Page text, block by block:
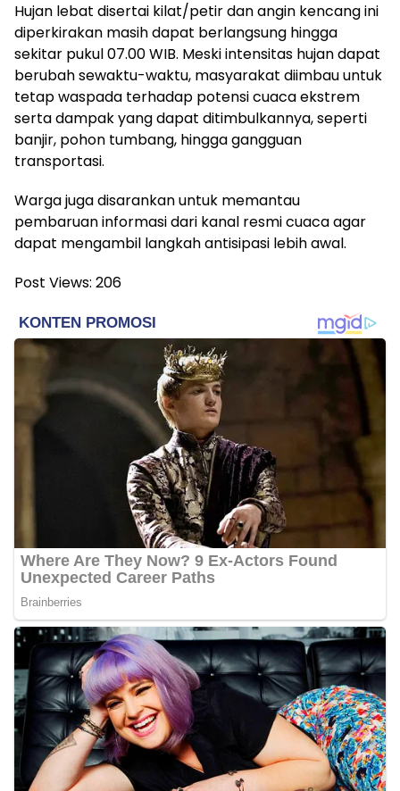
Hujan lebat disertai kilat/petir dan angin kencang ini
diperkirakan masih dapat berlangsung hingga
sekitar pukul 07.00 WIB. Meski intensitas hujan dapat
berubah sewaktu-waktu, masyarakat diimbau untuk
tetap waspada terhadap potensi cuaca ekstrem
serta dampak yang dapat ditimbulkannya, seperti
banjir, pohon tumbang, hingga gangguan
transportasi.
Warga juga disarankan untuk memantau
pembaruan informasi dari kanal resmi cuaca agar
dapat mengambil langkah antisipasi lebih awal.
Post Views: 206